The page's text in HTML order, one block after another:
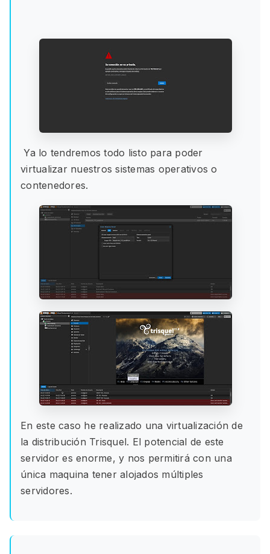
Ya lo tendremos todo listo para poder
virtualizar nuestros sistemas operativos o
contenedores.
En este caso he realizado una virtualización de
la distribución Trisquel. El potencial de este
servidor es enorme, y nos permitirá con una
única maquina tener alojados múltiples
servidores.